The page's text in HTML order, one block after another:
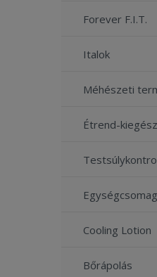
Forever F.I.T.
Italok
Méhészeti
Étrend-
Cooling Lotion
Bőrápolás